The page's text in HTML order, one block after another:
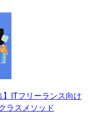
】ITフリーランス向け
ラスメソッド